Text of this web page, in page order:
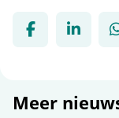
Deel viaDeel
Meer